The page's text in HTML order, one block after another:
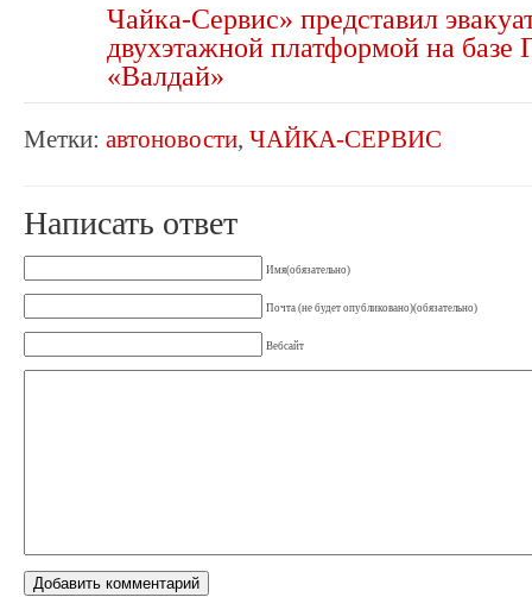
Чайка-Сервис» представил
двухэтажной платформой на базе
«Валдай»
Метки: автоновости, ЧАЙКА-СЕРВИС
Написать ответ
Имя(обязательно)
Почта (не будет опубликовано)(обязательно)
Вебсайт